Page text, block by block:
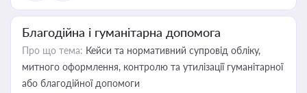
Благодійна і гуманітарна допомога
Про що тема: Кейси та нормативний супровід обліку,
митного оформлення, контролю та утилізації гуманітарної
або благодійної допомоги